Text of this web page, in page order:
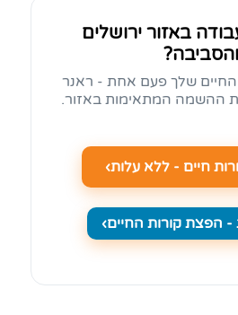
באזור ירושלים
והסביבה?
שלך פעם אחת - ראנר
ההשמה המתאימות באזור.
חיים - ללא עלות
- הפצת קורות החיים